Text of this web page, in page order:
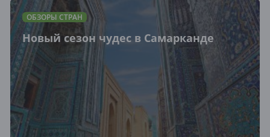
ОБЗОРЫ СТРАН
Новый сезон чудес в Самарканде